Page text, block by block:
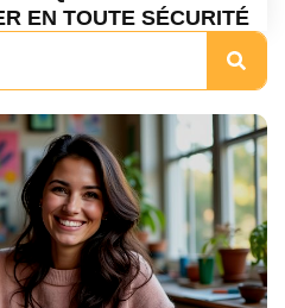
EN TOUTE SÉCURITÉ